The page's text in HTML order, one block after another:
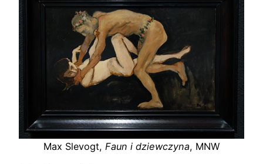
Max Slevogt, Faun i dziewczyna, MNW